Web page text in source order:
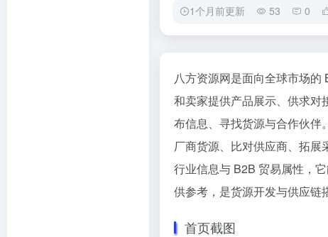
1个月前更新 53 0
八方资源网是面向全球市场
和卖家提供产品展示、供求对
布信息、寻找货源与合作伙伴
厂商货源、比对供应商、拓
行业信息与 B2B 贸易属性，
供参考，是货源开发与供应链
首页截图